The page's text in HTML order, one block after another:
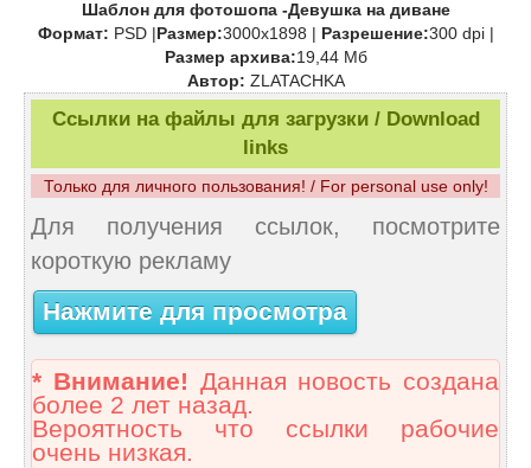
Шаблон для фотошопа -Девушка на диване
Формат: PSD |Размер:3000х1898 | Разрешение:300 dpi |
Размер архива:19,44 Мб
Автор: ZLATACHKA
Ссылки на файлы для загрузки / Download
links
Только для личного пользования! / For personal use only!
Для получения ссылок, посмотрите
короткую рекламу
Нажмите для просмотра
* Внимание! Данная новость создана
более 2 лет назад.
Вероятность что ссылки рабочие
очень низкая.